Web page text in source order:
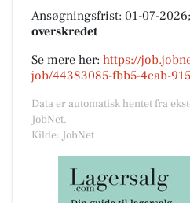
Ansøgningsfrist: 01-07-2026;
overskredet
Se mere her: https://
job/44383085-fbb5-4cab-
Data er automatisk hentet fra
JobNet.
Kilde: JobNet